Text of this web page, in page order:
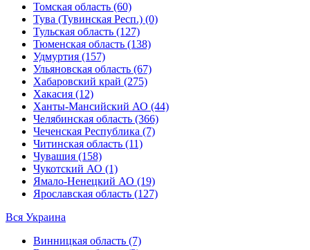
Томская область (60)
Тува (Тувинская Респ.) (0)
Тульская область (127)
Тюменская область (138)
Удмуртия (157)
Ульяновская область (67)
Хабаровский край (275)
Хакасия (12)
Ханты-Мансийский АО (44)
Челябинская область (366)
Чеченская Республика (7)
Читинская область (11)
Чувашия (158)
Чукотский АО (1)
Ямало-Ненецкий АО (19)
Ярославская область (127)
Вся Украина
Винницкая область (7)